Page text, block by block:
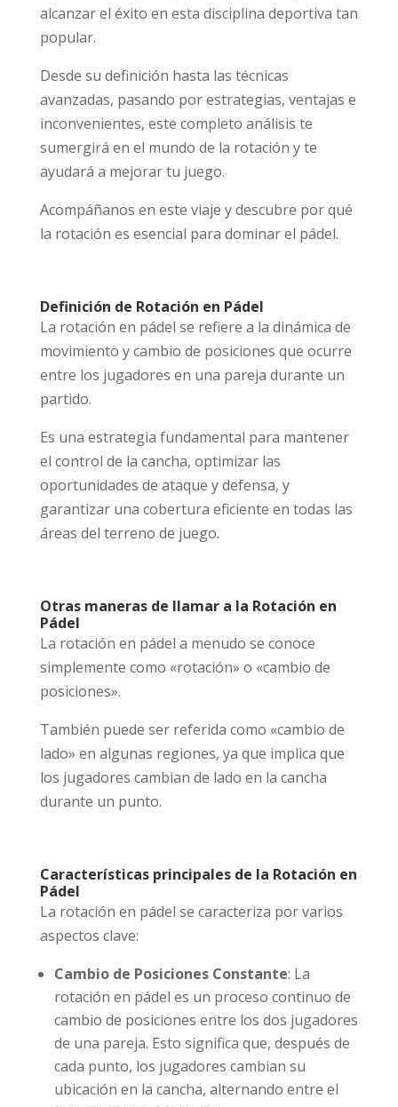
alcanzar el éxito en esta disciplina deportiva tan
popular.
Desde su definición hasta las técnicas
avanzadas, pasando por estrategias, ventajas e
inconvenientes, este completo análisis te
sumergirá en el mundo de la rotación y te
ayudará a mejorar tu juego.
Acompáñanos en este viaje y descubre por qué
la rotación es esencial para dominar el pádel.
Definición de Rotación en Pádel
La rotación en pádel se refiere a la dinámica de
movimiento y cambio de posiciones que ocurre
entre los jugadores en una pareja durante un
partido.
Es una estrategia fundamental para mantener
el control de la cancha, optimizar las
oportunidades de ataque y defensa, y
garantizar una cobertura eficiente en todas las
áreas del terreno de juego.
Otras maneras de llamar a la Rotación en
Pádel
La rotación en pádel a menudo se conoce
simplemente como «rotación» o «cambio de
posiciones».
También puede ser referida como «cambio de
lado» en algunas regiones, ya que implica que
los jugadores cambian de lado en la cancha
durante un punto.
Características principales de la Rotación en
Pádel
La rotación en pádel se caracteriza por varios
aspectos clave:
Cambio de Posiciones Constante: La
rotación en pádel es un proceso continuo de
cambio de posiciones entre los dos jugadores
de una pareja. Esto significa que, después de
cada punto, los jugadores cambian su
ubicación en la cancha, alternando entre el